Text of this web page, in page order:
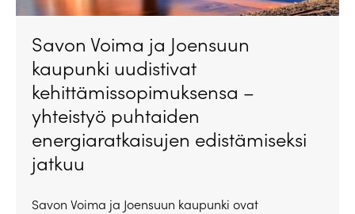
Savon Voima ja Joensuun
kaupunki uudistivat
kehittämissopimuksensa –
yhteistyö puhtaiden
energiaratkaisujen edistämiseksi
jatkuu
Savon Voima ja Joensuun kaupunki ovat